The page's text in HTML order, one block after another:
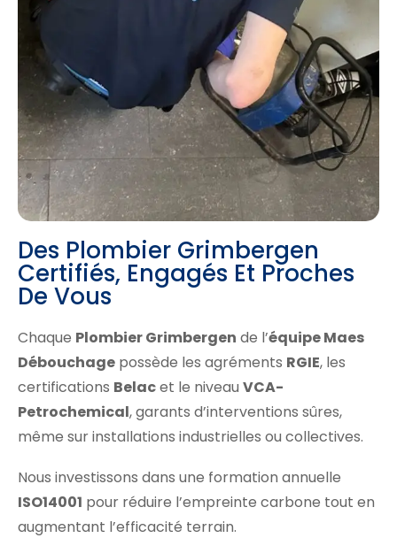
Des Plombier Grimbergen
Certifiés, Engagés Et Proches
De Vous
Chaque Plombier Grimbergen de l’équipe Maes
Débouchage possède les agréments RGIE, les
certifications Belacet le niveau VCA-
Petrochemical, garants d’interventions sûres,
même sur installations industrielles ou collectives.
Nous investissons dans une formation annuelle
ISO14001 pour réduire l’empreinte carbone tout en
augmentant l’efficacité terrain.